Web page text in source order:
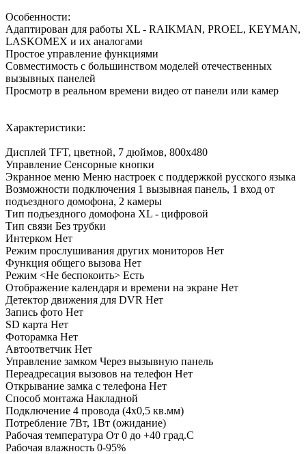
Особенности:
Адаптирован для работы XL - RAIKMAN, PROEL, KEYMAN,
LASKOMEX и их аналогами
Простое управление функциями
Совместимость с большинством моделей отечественных
вызывных панелей
Просмотр в реальном времени видео от панели или камер
Характеристики:
Дисплей TFT, цветной, 7 дюймов, 800х480
Управление Сенсорные кнопки
Экранное меню Меню настроек с поддержкой русского языка
Возможности подключения 1 вызывная панель, 1 вход от
подъездного домофона, 2 камеры
Тип подъездного домофона XL - цифровой
Тип связи Без трубки
Интерком Нет
Режим прослушивания других мониторов Нет
Функция общего вызова Нет
Режим <Не беспокоить> Есть
Отображение календаря и времени на экране Нет
Детектор движения для DVR Нет
Запись фото Нет
SD карта Нет
Фоторамка Нет
Автоответчик Нет
Управление замком Через вызывную панель
Переадресация вызовов на телефон Нет
Открывание замка с телефона Нет
Способ монтажа Накладной
Подключение 4 провода (4х0,5 кв.мм)
Потребление 7Вт, 1Вт (ожидание)
Рабочая температура От 0 до +40 град.С
Рабочая влажность 0-95%